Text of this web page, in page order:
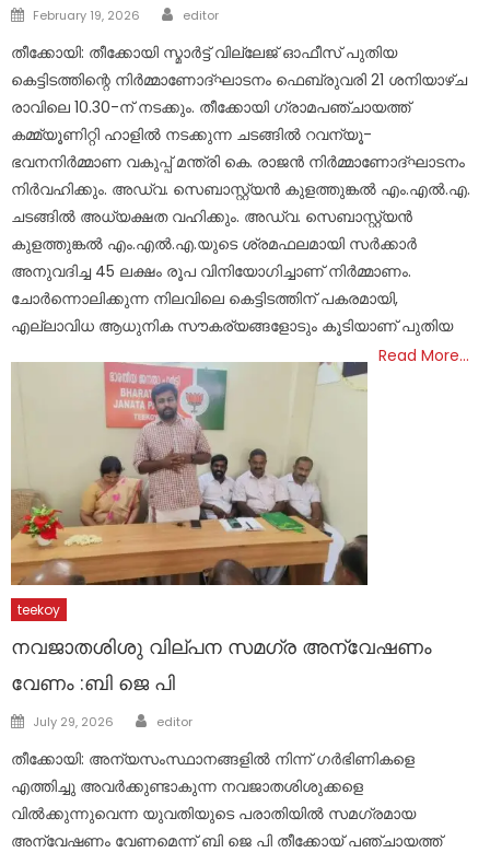
Posted
February 19, 2026 Author
editor
തീക്കോയി: തീക്കോയി സ്മാർട്ട്‌ വില്ലേജ് ഓഫീസ് പുതിയ
കെട്ടിടത്തിന്റെ നിർമ്മാണോദ്ഘാടനം ഫെബ്രുവരി 21 ശനിയാഴ്ച
രാവിലെ 10.30-ന് നടക്കും. തീക്കോയി ഗ്രാമപഞ്ചായത്ത്‌
കമ്മ്യൂണിറ്റി ഹാളിൽ നടക്കുന്ന ചടങ്ങിൽ റവന്യൂ-
ഭവനനിർമ്മാണ വകുപ്പ് മന്ത്രി കെ. രാജൻ നിർമ്മാണോദ്ഘാടനം
നിർവഹിക്കും. അഡ്വ. സെബാസ്റ്റ്യൻ കുളത്തുങ്കൽ എം.എൽ.എ.
ചടങ്ങിൽ അധ്യക്ഷത വഹിക്കും. അഡ്വ. സെബാസ്റ്റ്യൻ
കുളത്തുങ്കൽ എം.എൽ.എ.യുടെ ശ്രമഫലമായി സർക്കാർ
അനുവദിച്ച 45 ലക്ഷം രൂപ വിനിയോഗിച്ചാണ് നിർമ്മാണം.
ചോർന്നൊലിക്കുന്ന നിലവിലെ കെട്ടിടത്തിന് പകരമായി,
എല്ലാവിധ ആധുനിക സൗകര്യങ്ങളോടും കൂടിയാണ് പുതിയ
Read More…
teekoy
നവജാതശിശു വില്പന സമഗ്ര അന്വേഷണം
വേണം :ബി ജെ പി
Posted
July 29, 2026 Author
editor
തീക്കോയി: അന്യസംസ്ഥാനങ്ങളിൽ നിന്ന് ഗർഭിണികളെ
എത്തിച്ചു അവർക്കുണ്ടാകുന്ന നവജാതശിശുക്കളെ
വിൽക്കുന്നുവെന്ന യുവതിയുടെ പരാതിയിൽ സമഗ്രമായ
അന്വേഷണം വേണമെന്ന് ബി ജെ പി തീക്കോയ്‌ പഞ്ചായത്ത്‌